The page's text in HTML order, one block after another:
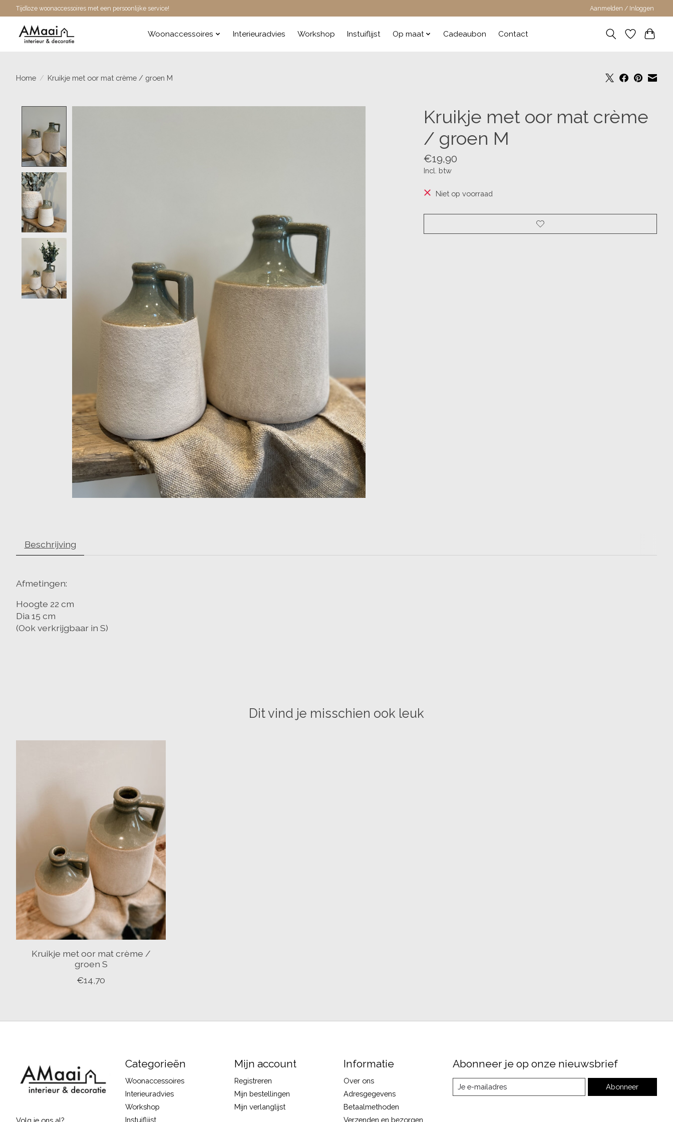
Tijdloze woonaccessoires met een persoonlijke service! Aanmelden / Inloggen
Woonaccessoires Interieuradvies Workshop Instuiflijst Op maat Cadeaubon Contact
Home / Kruikje met oor mat crème / groen M
Kruikje met oor mat crème
/ groen M
€19,90
Incl. btw
Niet op voorraad
Beschrijving
Afmetingen:
Hoogte 22 cm
Dia 15 cm
(Ook verkrijgbaar in S)
Dit vind je misschien ook leuk
Kruikje met oor mat crème /
groen S
€14,70
Volg je ons al?
Categorieën
Woonaccessoires
Interieuradvies
Workshop
Instuiflijst
Mijn account
Registreren
Mijn bestellingen
Mijn verlanglijst
Informatie
Over ons
Adresgegevens
Betaalmethoden
Verzenden en bezorgen
Abonneer je op onze nieuwsbrief
Abonneer